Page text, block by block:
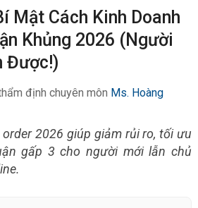
Mật Cách Kinh Doanh
Khủng 2026 (Người
Được!)
định chuyên môn Ms. Hoàng
2026 giúp giảm rủi ro, tối ưu
gấp 3 cho người mới lẫn chủ